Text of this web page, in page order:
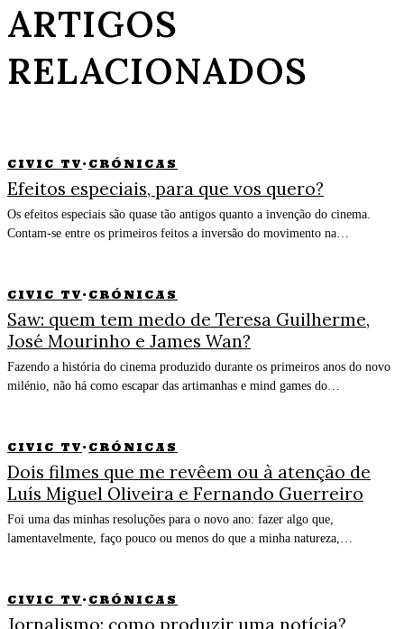
ARTIGOS
RELACIONADOS
CIVIC TV · CRÓNICAS
Efeitos especiais, para que vos quero?
Os efeitos especiais são quase tão antigos quanto a invenção do cinema.
Contam-se entre os primeiros feitos a inversão do movimento na…
CIVIC TV · CRÓNICAS
Saw: quem tem medo de Teresa Guilherme,
José Mourinho e James Wan?
Fazendo a história do cinema produzido durante os primeiros anos do novo
milénio, não há como escapar das artimanhas e mind games do…
CIVIC TV · CRÓNICAS
Dois filmes que me revêem ou à atenção de
Luís Miguel Oliveira e Fernando Guerreiro
Foi uma das minhas resoluções para o novo ano: fazer algo que,
lamentavelmente, faço pouco ou menos do que a minha natureza,…
CIVIC TV · CRÓNICAS